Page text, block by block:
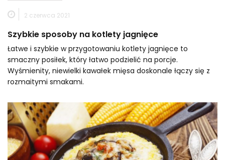
2 czerwca 2021
Szybkie sposoby na kotlety jagnięce
Łatwe i szybkie w przygotowaniu kotlety jagnięce to
smaczny posiłek, który łatwo podzielić na porcje.
Wyśmienity, niewielki kawałek mięsa doskonale łączy się z
rozmaitymi smakami.